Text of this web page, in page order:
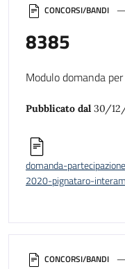
CONCORSI/BANDI
CONCORSI/BANDI
8385
Modulo domanda
Pubblicato dal 30/
domanda-
2020-pignataro-